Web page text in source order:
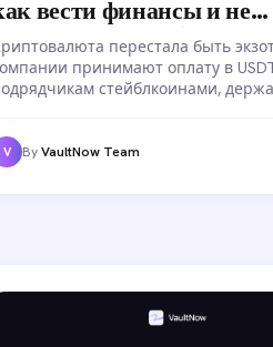
вести финансы и не
(2026)
перестала быть
принимают оплату в
стейблкоинами,
Как вести учёт и не
V ByVaultNow Team